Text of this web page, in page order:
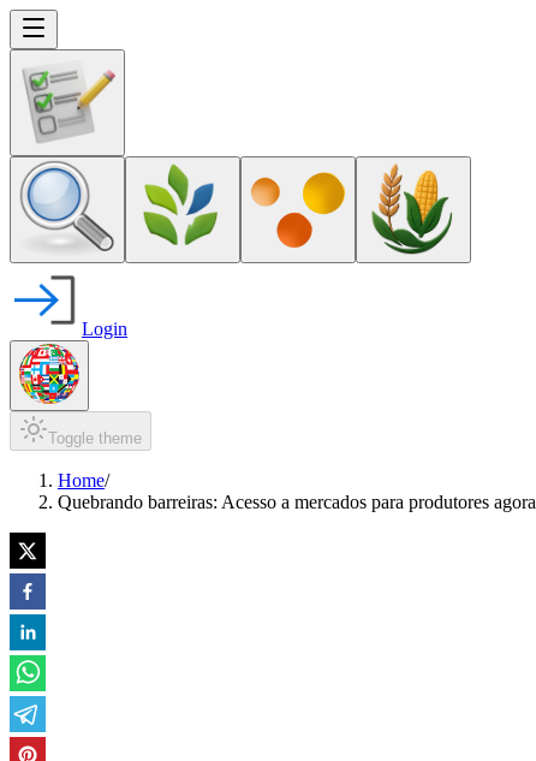
Login
Toggle theme
Home/
Quebrando barreiras: Acesso a mercados para produtores agora